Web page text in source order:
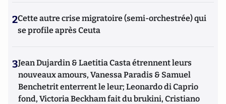
2Cette autre crise migratoire (semi-orchestrée) qui
se profile après Ceuta
3Jean Dujardin & Laetitia Casta étrennent leurs
nouveaux amours, Vanessa Paradis & Samuel
Benchetrit enterrent le leur; Leonardo di Caprio
fond, Victoria Beckham fait du brukini, Cristiano